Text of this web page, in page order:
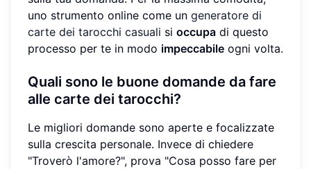
uno strumento online come un generatore di
carte dei tarocchi casuali si occupa di questo
processo per te in modo impeccabile ogni volta.
Quali sono le buone domande da fare
alle carte dei tarocchi?
Le migliori domande sono aperte e focalizzate
sulla crescita personale. Invece di chiedere
"Troverò l'amore?", prova "Cosa posso fare per